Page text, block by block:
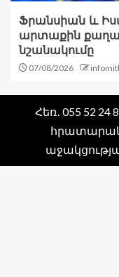
Ֆրանսիան և
արտաքին
նշանակումը
07/08/2026
Հեռ․ 055 52 24